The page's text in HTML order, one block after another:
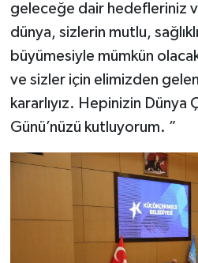
geleceğe dair hedefleriniz
dünya, sizlerin mutlu,
büyümesiyle mümkün
ve sizler için elimizden
kararlıyız. Hepinizin Dünya
Günü’nüzü kutluyorum. ”